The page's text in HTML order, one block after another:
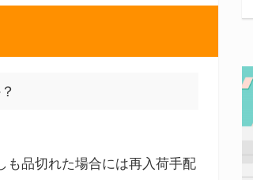
も品切れた場合には再入荷手配